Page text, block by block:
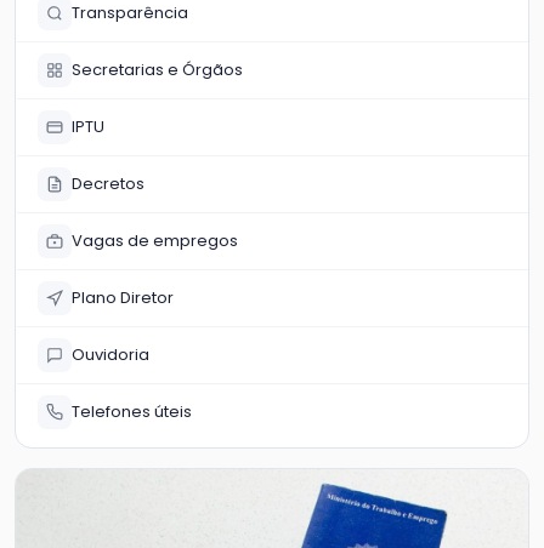
Transparência
Secretarias e Órgãos
IPTU
Decretos
Vagas de empregos
Plano Diretor
Ouvidoria
Telefones úteis